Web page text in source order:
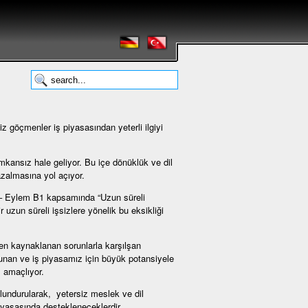
göçmenler iş piyasasından yeterli ilgiyi
hale geliyor. Bu içe dönüklük ve dil
yol açıyor.
B1 kapsamında “Uzun süreli
uzun süreli işsizlere yönelik bu eksikliği
kaynaklanan sorunlarla karşılşan
ve iş piyasamız için büyük potansiyele
yetersiz meslek ve dil